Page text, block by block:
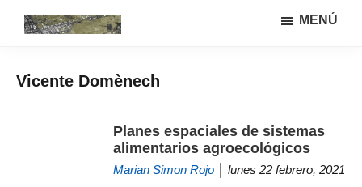
lateral
y
sistemas
investigación
MENÚ
Vicente Domènech
Planes espaciales de sistemas
alimentarios agroecológicos
Marian Simon Rojo │ lunes 22 febrero, 2021